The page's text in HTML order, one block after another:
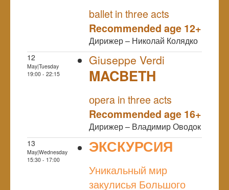
ballet in three acts
Recommended age 12+
Дирижер – Николай Колядко
12
May|Tuesday
19:00 - 22:15
Giuseppe Verdi
MACBETH
оpera in three acts
Recommended age 16+
Дирижер – Владимир Оводок
13
May|Wednesday
15:30 - 17:00
ЭКСКУРСИЯ
Уникальный мир
закулисья Большого